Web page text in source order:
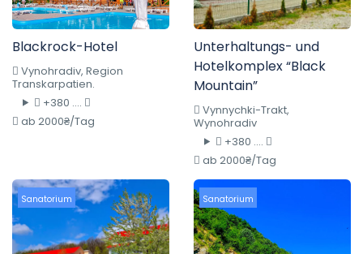
Blackrock-Hotel
Vynohradiv, Region
Transkarpatien.
+380 ....
ab 2000₴/Tag
Unterhaltungs- und
Hotelkomplex “Black
Mountain”
Vynnychki-Trakt,
Wynohradiv
+380 ....
ab 2000₴/Tag
Sanatorium Sanatorium